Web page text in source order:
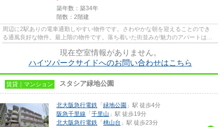
築年数：築34年
階数：2階建
周辺に2駅ありの電車通勤しやすい物件です。さわやかな朝を迎えることのでき
る通風良好な物件。最上階の物件です。落ち着いた街並みが魅力のアパートはこ
現在空室情報がありません。
ハイツパークサイドへのお問い合わせはこちら
賃貸｜マンション スタシア緑地公園
北大阪急行電鉄 「 緑地公園 」駅 徒歩4分
阪急千里線 「 千里山 」駅 徒歩19分
北大阪急行電鉄 「 桃山台 」駅 徒歩23分